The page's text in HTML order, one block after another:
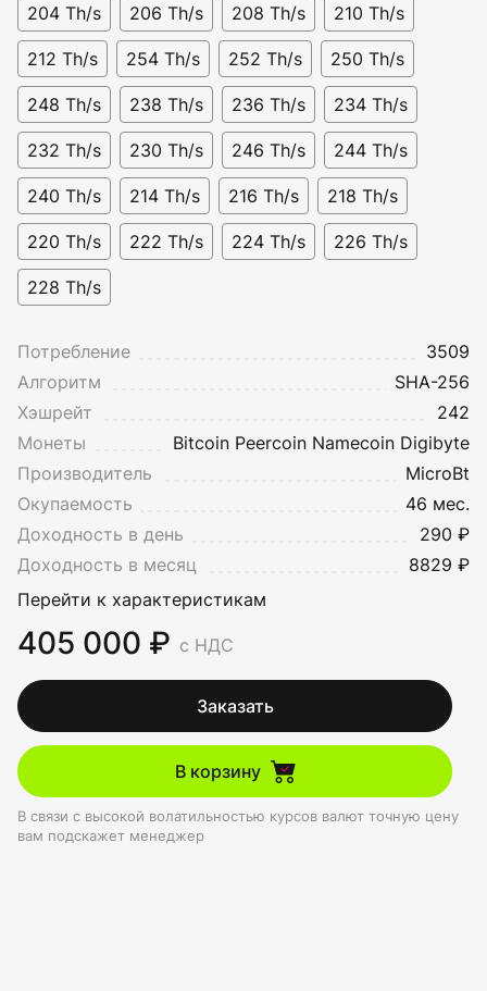
204 Th/s 206 Th/s 208 Th/s 210 Th/s
212 Th/s 254 Th/s 252 Th/s 250 Th/s
248 Th/s 238 Th/s 236 Th/s 234 Th/s
232 Th/s 230 Th/s 246 Th/s 244 Th/s
240 Th/s 214 Th/s 216 Th/s 218 Th/s
220 Th/s 222 Th/s 224 Th/s 226 Th/s
228 Th/s
Потребление
3509
Алгоритм
SHA-256
Хэшрейт
242
Монеты
Bitcoin Peercoin Namecoin Digibyte
Производитель
MicroBt
Окупаемость
46 мес.
Доходность в день
290 ₽
Доходность в месяц
8829 ₽
Перейти к характеристикам
405 000 ₽ с НДС
Заказать
В корзину
В связи с высокой волатильностью курсов валют точную цену
вам подскажет менеджер